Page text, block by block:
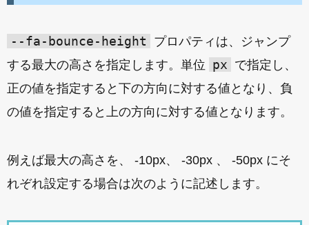
--fa-bounce-height
プロパティは、ジャンプ
する最大の高さを指定します。単位 px で指定し、
正の値を指定すると下の方向に対する値となり、負
の値を指定すると上の方向に対する値となります。
例えば最大の高さを、 -10px、 -30px 、 -50px にそ
れぞれ設定する場合は次のように記述します。